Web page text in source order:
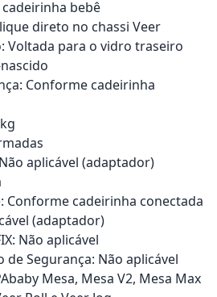
bebê
direto no chassi Veer
Voltada para o vidro traseiro
Conforme cadeirinha
aplicável (adaptador)
Conforme cadeirinha conectada
(adaptador)
Não aplicável
Segurança: Não aplicável
Mesa, Mesa V2, Mesa Max